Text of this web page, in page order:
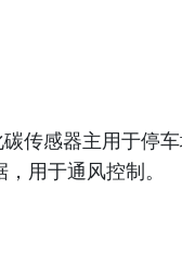
传感器主用于停
用于通风控制。